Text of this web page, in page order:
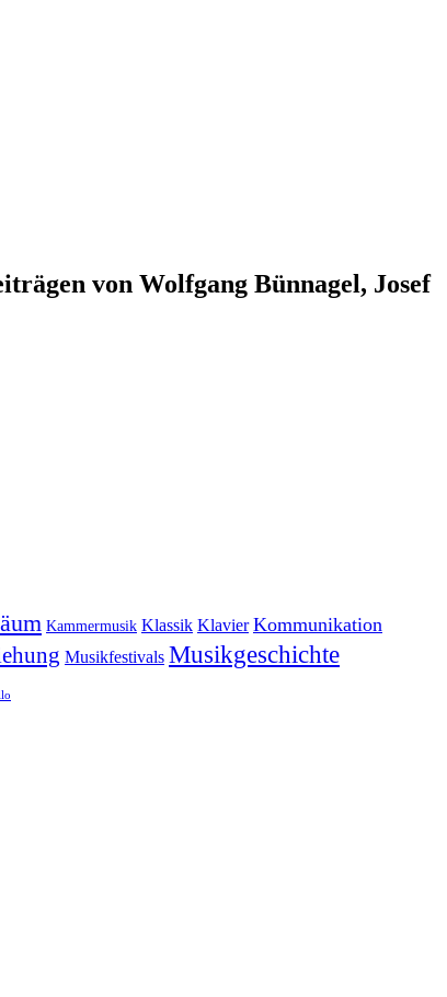
von Wolfgang Bünnagel, Josef
Kammermusik Klassik Klavier Kommunikation
Musikfestivals Musikgeschichte